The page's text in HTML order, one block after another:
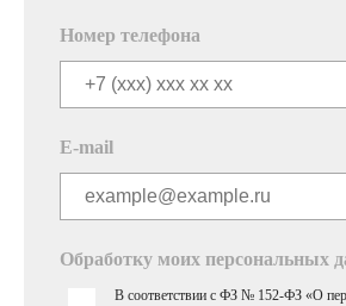
Номер телефона
E-mail
Обработку моих персональных
В соответствии с ФЗ № 152-ФЗ «О